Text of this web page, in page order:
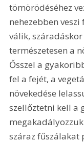
tömörödéséhez
nehezebben veszi
válik,
természetesen a
Ősszel a
fel a fejét, a
növekedése
szellőztetni kell a
száraz fűszálakat